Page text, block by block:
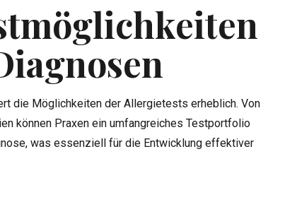
die Möglichkeiten der Allergietests erheblich. Von
können Praxen ein umfangreiches Testportfolio
was essenziell für die Entwicklung effektiver